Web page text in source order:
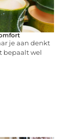
je aan denkt
bepaalt wel